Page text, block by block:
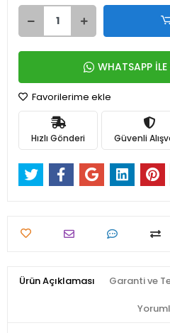
WHATSAPP İLE
Favorilerime ekle
Hızlı Gönderi Güvenli
Ürün Açıklaması Garanti ve